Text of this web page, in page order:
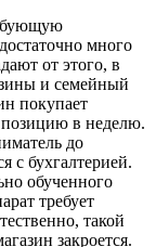
много
от этого, в
и семейный
покупает
в неделю.
до
с бухгалтерией.
обученного
требует
такой
закроется.